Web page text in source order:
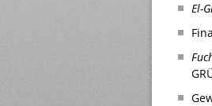
El-